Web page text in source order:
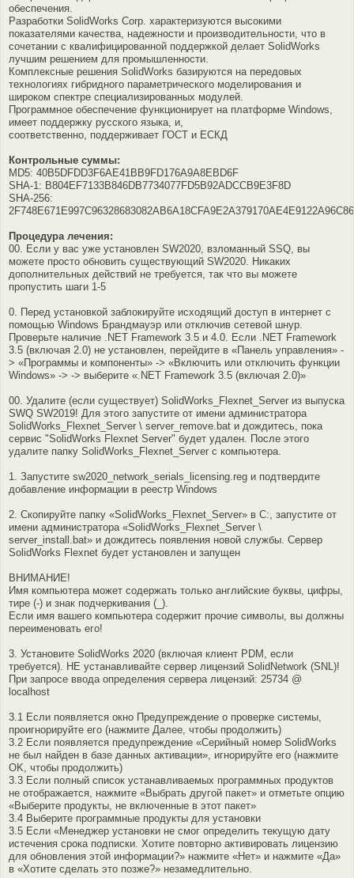
обеспечения.
Разработки SolidWorks Corp. характеризуются высокими
показателями качества, надежности и производительности, что в
сочетании с квалифицированной поддержкой делает SolidWorks
лучшим решением для промышленности.
Комплексные решения SolidWorks базируются на передовых
технологиях гибридного параметрического моделирования и
широком спектре специализированных модулей.
Программное обеспечение функционирует на платформе Windows,
имеет поддержку русского языка, и,
соответственно, поддерживает ГОСТ и ЕСКД
Контрольные суммы:
MD5: 40B5DFDD3F6AE41BB9FD176A9A8EBD6F
SHA-1: B804EF7133B846DB7734077FD5B92ADCCB9E3F8D
SHA-256:
Процедура лечения:
00. Если у вас уже установлен SW2020, взломанный SSQ, вы
можете просто обновить существующий SW2020. Никаких
дополнительных действий не требуется, так что вы можете
пропустить шаги 1-5
0. Перед установкой заблокируйте исходящий доступ в интернет с
помощью Windows Брандмауэр или отключив сетевой шнур.
Проверьте наличие .NET Framework 3.5 и 4.0. Если .NET Framework
3.5 (включая 2.0) не установлен, перейдите в «Панель управления» -
> «Программы и компоненты» -> «Включить или отключить функции
Windows» -> -> выберите «.NET Framework 3.5 (включая 2.0)»
00. Удалите (если существует) SolidWorks_Flexnet_Server из выпуска
SWQ SW2019! Для этого запустите от имени администратора
SolidWorks_Flexnet_Server \ server_remove.bat и дождитесь, пока
сервис "SolidWorks Flexnet Server" будет удален. После этого
удалите папку SolidWorks_Flexnet_Server с компьютера.
1. Запустите sw2020_network_serials_licensing.reg и подтвердите
добавление информации в реестр Windows
2. Скопируйте папку «SolidWorks_Flexnet_Server» в C:, запустите от
имени администратора «SolidWorks_Flexnet_Server \
server_install.bat» и дождитесь появления новой службы. Сервер
SolidWorks Flexnet будет установлен и запущен
ВНИМАНИЕ!
Имя компьютера может содержать только английские буквы, цифры,
тире (-) и знак подчеркивания (_).
Если имя вашего компьютера содержит прочие символы, вы должны
переименовать его!
3. Установите SolidWorks 2020 (включая клиент PDM, если
требуется). НЕ устанавливайте сервер лицензий SolidNetwork (SNL)!
При запросе ввода определения сервера лицензий: 25734 @
localhost
3.1 Если появляется окно Предупреждение о проверке системы,
проигнорируйте его (нажмите Далее, чтобы продолжить)
3.2 Если появляется предупреждение «Серийный номер SolidWorks
не был найден в базе данных активации», игнорируйте его (нажмите
OK, чтобы продолжить)
3.3 Если полный список устанавливаемых программных продуктов
не отображается, нажмите «Выбрать другой пакет» и отметьте опцию
«Выберите продукты, не включенные в этот пакет»
3.4 Выберите программные продукты для установки
3.5 Если «Менеджер установки не смог определить текущую дату
истечения срока подписки. Хотите повторно активировать лицензию
для обновления этой информации?» нажмите «Нет» и нажмите «Да»
в «Хотите сделать это позже?» незамедлительно.